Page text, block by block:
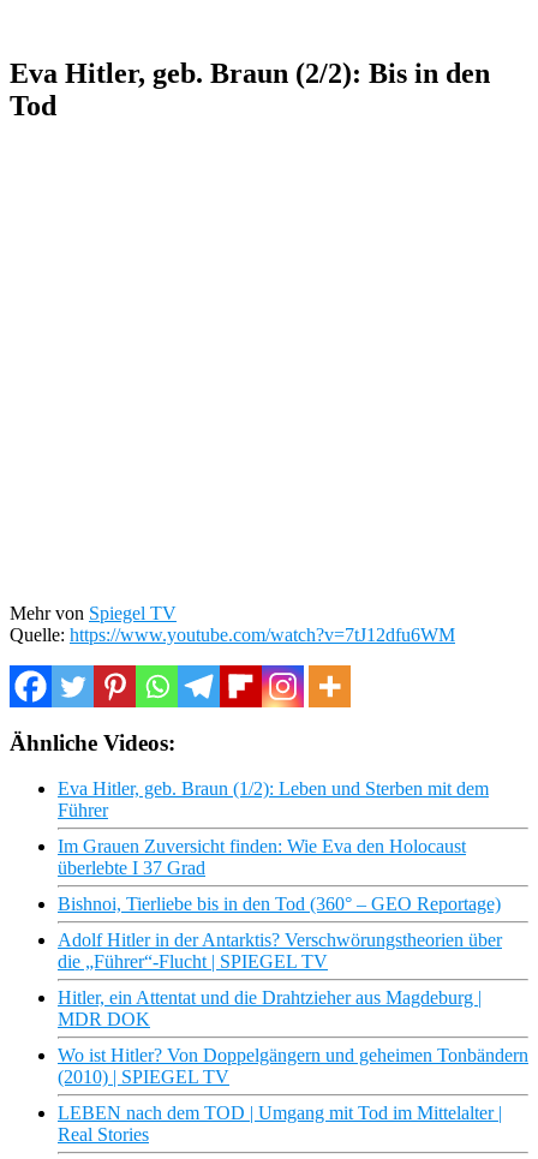
Eva Hitler, geb. Braun (2/2): Bis in den
Tod
Mehr von Spiegel TV
Quelle: https://www.youtube.com/watch?v=7tJ12dfu6WM
Ähnliche Videos:
Eva Hitler, geb. Braun (1/2): Leben und Sterben mit dem
Führer
Im Grauen Zuversicht finden: Wie Eva den Holocaust
überlebte I 37 Grad
Bishnoi, Tierliebe bis in den Tod (360° – GEO Reportage)
Adolf Hitler in der Antarktis? Verschwörungstheorien über
die „Führer“-Flucht | SPIEGEL TV
Hitler, ein Attentat und die Drahtzieher aus Magdeburg |
MDR DOK
Wo ist Hitler? Von Doppelgängern und geheimen Tonbändern
(2010) | SPIEGEL TV
LEBEN nach dem TOD | Umgang mit Tod im Mittelalter |
Real Stories